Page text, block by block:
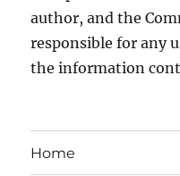
author, and the
responsible for any
the information
Home